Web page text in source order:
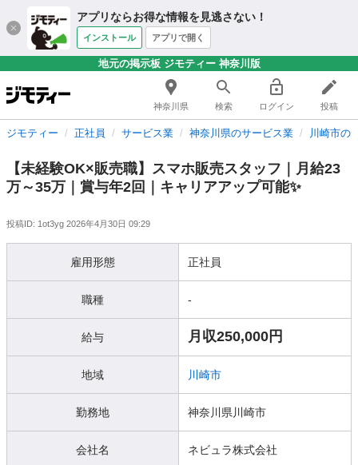
アプリならお得な情報を見逃さない！
インストール アプリで開く
地元の掲示板 ジモティー 神奈川版
神奈川県 検索 ログイン 投稿
ジモティー 正社員 サービス業 神奈川県のサービス業 川崎市の
【未経験OK×販売職】スマホ販売スタッフ｜月給23
万～35万｜賞与年2回｜キャリアアップ可能✨
投稿ID: 1ot3yg 2026年4月30日 09:29
雇用形態 正社員
職種 -
給与 月収250,000円
地域 川崎市
勤務地 神奈川県川崎市
会社名 ネビュラ株式会社